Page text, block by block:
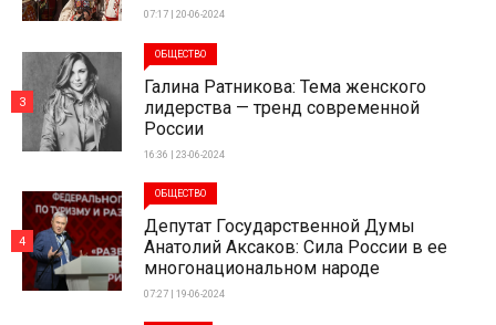
07:17 | 20-06-2024
ОБЩЕСТВО
Галина Ратникова: Тема женского
лидерства — тренд современной
России
16:36 | 23-06-2024
3
ОБЩЕСТВО
Депутат Государственной Думы
Анатолий Аксаков: Сила России в ее
многонациональном народе
07:27 | 19-06-2024
4